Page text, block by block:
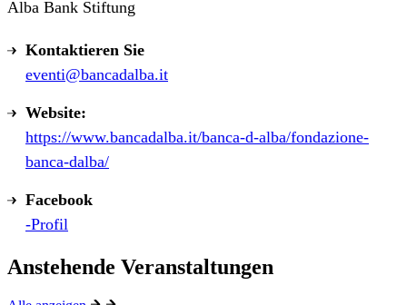
Alba Bank Stiftung
Kontaktieren Sie
eventi@bancadalba.it
Website:
https://www.bancadalba.it/banca-d-alba/fondazione-
banca-dalba/
Facebook
-Profil
Anstehende Veranstaltungen